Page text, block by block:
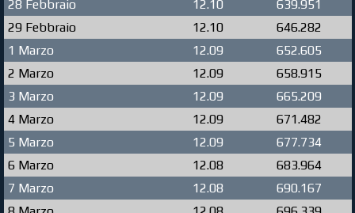
28 Febbraio 12.10
639.951
29 Febbraio
12.10
646.282
1 Marzo
12.09
652.605
2 Marzo
12.09
658.915
3 Marzo
12.09
665.209
4 Marzo
12.09
671.482
5 Marzo
12.09
677.734
6 Marzo
12.08
683.964
7 Marzo
12.08
690.167